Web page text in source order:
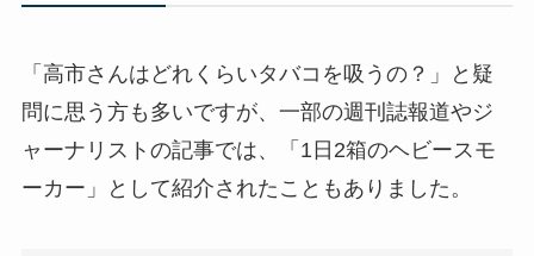
「高市さんはどれくらいタバコを吸うの？」と疑
問に思う方も多いですが、一部の週刊誌報道やジ
ャーナリストの記事では、「1日2箱のヘビースモ
ーカー」として紹介されたこともありました。